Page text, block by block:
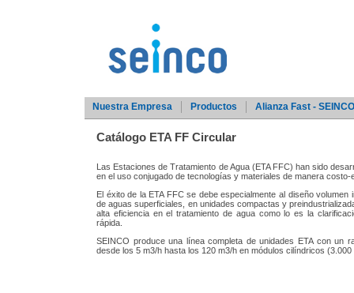
Nuestra Empresa Productos Alianza Fast -
Catálogo ETA FF Circular
Las Estaciones de Tratamiento de Agua (ETA FFC) han sido
en el uso conjugado de tecnologías y materiales de manera costo-
El éxito de la ETA FFC se debe especialmente al diseño
de aguas superficiales, en unidades compactas y
alta eficiencia en el tratamiento de agua como lo es la
rápida.
SEINCO produce una línea completa de unidades ETA con un
desde los 5 m3/h hasta los 120 m3/h en módulos cilíndricos